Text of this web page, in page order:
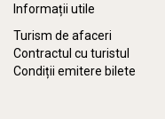
Informații utile
Turism de afaceri
Contractul cu turistul
Condiții emitere bilete